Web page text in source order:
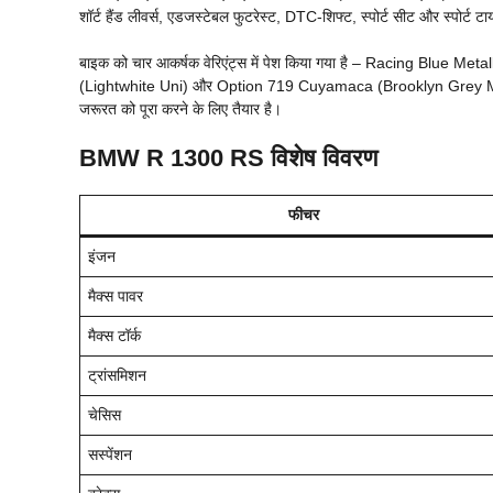
शॉर्ट हैंड लीवर्स, एडजस्टेबल फुटरेस्ट, DTC-शिफ्ट, स्पोर्ट सीट और स्पोर्ट
बाइक को चार आकर्षक वेरिएंट्स में पेश किया गया है – Racing Blue
(Lightwhite Uni) और Option 719 Cuyamaca (Brooklyn Grey
जरूरत को पूरा करने के लिए तैयार है।
BMW R 1300 RSविशेष विवरण
फीचर
इंजन
मैक्स पावर
मैक्स टॉर्क
ट्रांसमिशन
चेसिस
सस्पेंशन